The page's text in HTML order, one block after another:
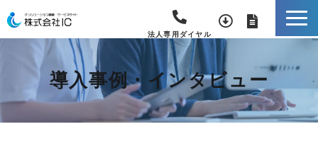
法人専用ダイヤル
導入事例・インタビュー